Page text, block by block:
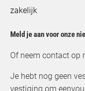
zakelijk
Meld je aan voor onze
Of neem contact op
Je hebt nog geen
vestiging om